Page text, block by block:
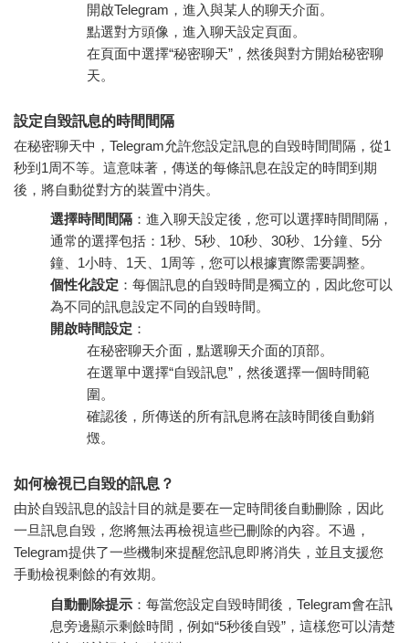
開啟Telegram，進入與某人的聊天介面。
點選對方頭像，進入聊天設定頁面。
在頁面中選擇“秘密聊天”，然後與對方開始秘密聊
天。
設定自毀訊息的時間間隔
在秘密聊天中，Telegram允許您設定訊息的自毀時間間隔，從1
秒到1周不等。這意味著，傳送的每條訊息在設定的時間到期
後，將自動從對方的裝置中消失。
選擇時間間隔 ：進入聊天設定後，您可以選擇時間間隔，
通常的選擇包括：1秒、5秒、10秒、30秒、1分鐘、5分
鐘、1小時、1天、1周等，您可以根據實際需要調整。
個性化設定 ：每個訊息的自毀時間是獨立的，因此您可以
為不同的訊息設定不同的自毀時間。
開啟時間設定 ：
在秘密聊天介面，點選聊天介面的頂部。
在選單中選擇“自毀訊息”，然後選擇一個時間範
圍。
確認後，所傳送的所有訊息將在該時間後自動銷
燬。
如何檢視已自毀的訊息？
由於自毀訊息的設計目的就是要在一定時間後自動刪除，因此
一旦訊息自毀，您將無法再檢視這些已刪除的內容。不過，
Telegram提供了一些機制來提醒您訊息即將消失，並且支援您
手動檢視剩餘的有效期。
自動刪除提示 ：每當您設定自毀時間後，Telegram會在訊
息旁邊顯示剩餘時間，例如“5秒後自毀”，這樣您可以清楚